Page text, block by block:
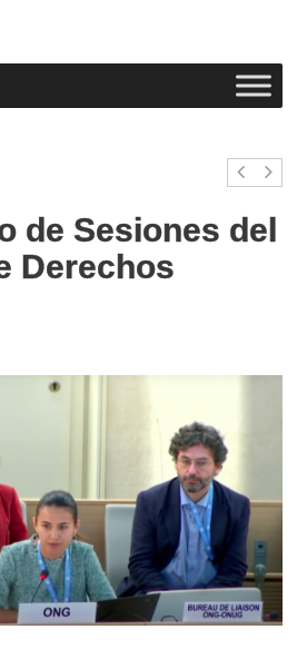
de Sesiones del
Derechos